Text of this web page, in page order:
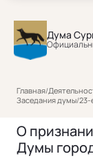
Дума
Главная/
Заседания думы/23-
О
Думы